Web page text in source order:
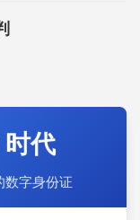
时代
数字身份证